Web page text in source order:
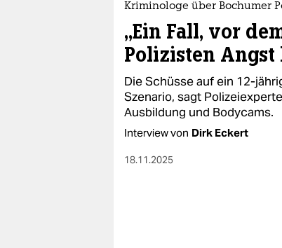
Kriminologe über Bochumer
„Ein Fall, vor
Polizisten Angst
Die Schüsse auf ein 12-
Szenario, sagt
Ausbildung und Bodycams.
Interview von Dirk Eckert
18.11.2025